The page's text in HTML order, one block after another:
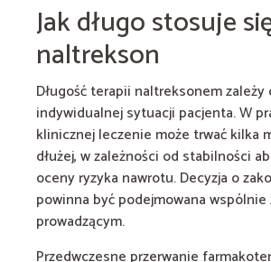
Jak długo stosuje
naltrekson
Długość terapii naltreksonem zależy
indywidualnej sytuacji pacjenta. W
klinicznej leczenie może trwać kilka
dłużej, w zależności od stabilności
oceny ryzyka nawrotu. Decyzja o
powinna być podejmowana wspólnie
prowadzącym.
Przedwczesne przerwanie